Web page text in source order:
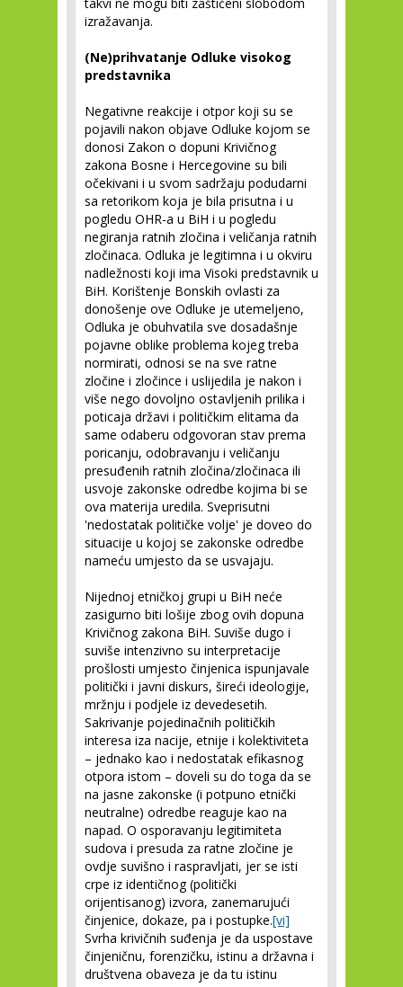
izražavanja.
(Ne)prihvatanje Odluke visokog
predstavnika
Negativne reakcije i otpor koji su se
pojavili nakon objave Odluke kojom se
donosi Zakon o dopuni Krivičnog
zakona Bosne i Hercegovine su bili
očekivani i u svom sadržaju podudarni
sa retorikom koja je bila prisutna i u
pogledu OHR-a u BiH i u pogledu
negiranja ratnih zločina i veličanja ratnih
zločinaca. Odluka je legitimna i u okviru
nadležnosti koji ima Visoki predstavnik u
BiH. Korištenje Bonskih ovlasti za
donošenje ove Odluke je utemeljeno,
Odluka je obuhvatila sve dosadašnje
pojavne oblike problema kojeg treba
normirati, odnosi se na sve ratne
zločine i zločince i uslijedila je nakon i
više nego dovoljno ostavljenih prilika i
poticaja državi i političkim elitama da
same odaberu odgovoran stav prema
poricanju, odobravanju i veličanju
presuđenih ratnih zločina/zločinaca ili
usvoje zakonske odredbe kojima bi se
ova materija uredila. Sveprisutni
'nedostatak političke volje' je doveo do
situacije u kojoj se zakonske odredbe
nameću umjesto da se usvajaju.
Nijednoj etničkoj grupi u BiH neće
zasigurno biti lošije zbog ovih dopuna
Krivičnog zakona BiH. Suviše dugo i
suviše intenzivno su interpretacije
prošlosti umjesto činjenica ispunjavale
politički i javni diskurs, šireći ideologije,
mržnju i podjele iz devedesetih.
Sakrivanje pojedinačnih političkih
interesa iza nacije, etnije i kolektiviteta
– jednako kao i nedostatak efikasnog
otpora istom – doveli su do toga da se
na jasne zakonske (i potpuno etnički
neutralne) odredbe reaguje kao na
napad. O osporavanju legitimiteta
sudova i presuda za ratne zločine je
ovdje suvišno i raspravljati, jer se isti
crpe iz identičnog (politički
orijentisanog) izvora, zanemarujući
činjenice, dokaze, pa i postupke.[vi]
Svrha krivičnih suđenja je da uspostave
činjeničnu, forenzičku, istinu a državna i
društvena obaveza je da tu istinu